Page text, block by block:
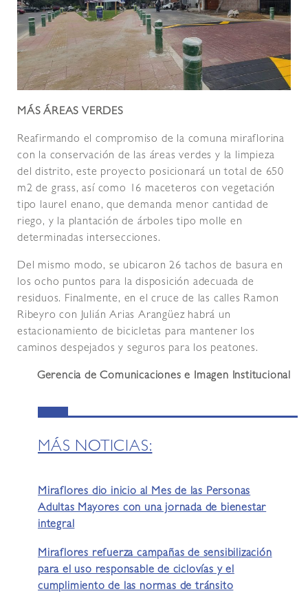
MÁS ÁREAS VERDES
Reafirmando el compromiso de la comuna miraflorina
con la conservación de las áreas verdes y la limpieza
del distrito, este proyecto posicionará un total de 650
m2 de grass, así como 16 maceteros con vegetación
tipo laurel enano, que demanda menor cantidad de
riego, y la plantación de árboles tipo molle en
determinadas intersecciones.
Del mismo modo, se ubicaron 26 tachos de basura en
los ocho puntos para la disposición adecuada de
residuos. Finalmente, en el cruce de las calles Ramon
Ribeyro con Julián Arias Arangüez habrá un
estacionamiento de bicicletas para mantener los
caminos despejados y seguros para los peatones.
Gerencia de Comunicaciones e Imagen Institucional
MÁS NOTICIAS:
Miraflores dio inicio al Mes de las Personas
Adultas Mayores con una jornada de bienestar
integral
Miraflores refuerza campañas de sensibilización
para el uso responsable de ciclovías y el
cumplimiento de las normas de tránsito